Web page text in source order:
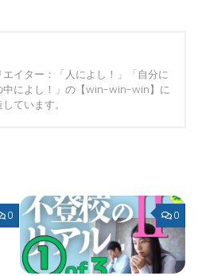
イター：「人によし！」「自分に
中によし！」の【win-win-win】に
ています。
0 0